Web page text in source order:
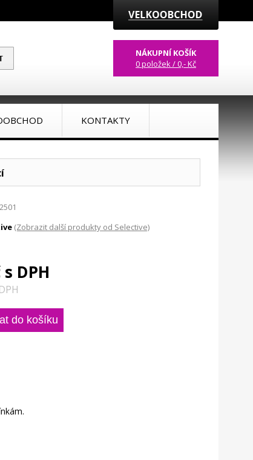
NÁKUPNÍ KOŠÍK
0 položek / 0,- Kč
KONTAKTY
(Zobrazit další produkty od Selective)
DPH